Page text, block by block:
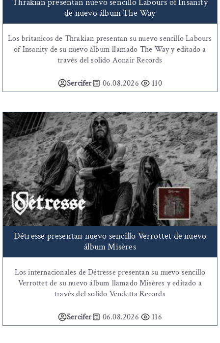
de nuevo álbum The Way
Los britanicos de Thrakian presentan su nuevo sencillo Labours
of Insanity de su nuevo álbum llamado The Way y editado a
través del solido Aonair Records
Sercifer 06.08.2026 110
Détresse presentan nuevo sencillo Verrottet de nuevo
álbum Misères
Los internacionales de Détresse presentan su nuevo sencillo
Verrottet de su nuevo álbum llamado Misères y editado a
través del solido Vendetta Records
Sercifer 06.08.2026 116